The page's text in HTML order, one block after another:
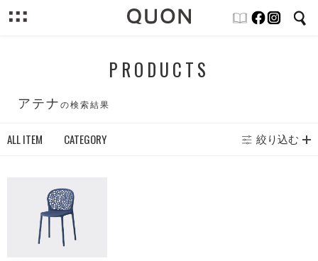
PRODUCTS
アテナの検索結果
ALL ITEM CATEGORY 絞り込む